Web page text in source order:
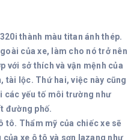
thành màu titan ánh thép.
của xe, làm cho nó trở nên
với sở thích và vận mệnh của
tài lộc. Thứ hai, việc này cũng
các yếu tố môi trường như
đường phố.
tô. Thẩm mỹ của chiếc xe sẽ
xe ô tô và sơn lazang như